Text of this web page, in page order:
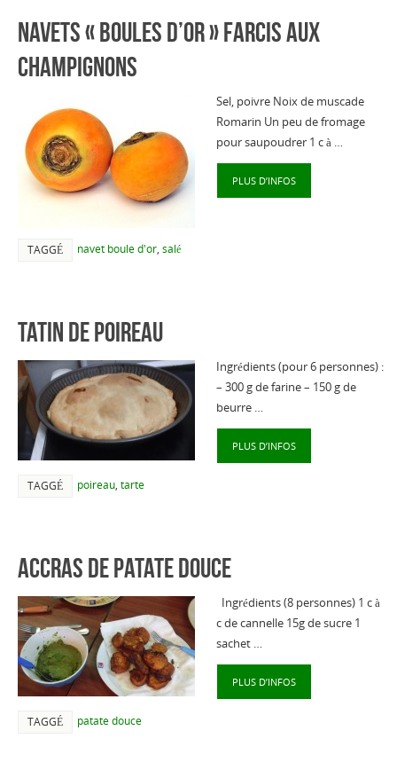
Navets « boules d’or » farcis aux
champignons
Sel, poivre Noix de muscade
Romarin Un peu de fromage
pour saupoudrer 1 c à …
PLUS D’INFOS
TAGGÉ navet boule d'or, salé
Tatin de poireau
Ingrédients (pour 6 personnes) :
– 300 g de farine – 150 g de
beurre …
PLUS D’INFOS
TAGGÉ poireau, tarte
Accras de patate douce
Ingrédients (8 personnes) 1 c à
c de cannelle 15g de sucre 1
sachet …
PLUS D’INFOS
TAGGÉ patate douce